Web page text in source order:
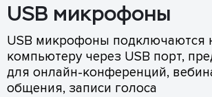
USB микрофоны
USB микрофоны подключаются
компьютеру через USB порт,
для онлайн-конференций,
общения, записи голоса